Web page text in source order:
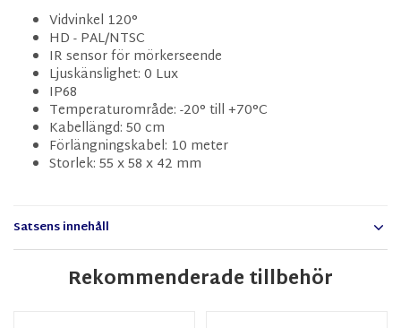
Satsens innehåll
Vidvinkel 120°
HD - PAL/NTSC
IR sensor för mörkerseende
Ljuskänslighet: 0 Lux
IP68
Temperaturområde: -20° till +70°C
Kabellängd: 50 cm
Förlängningskabel: 10 meter
Storlek: 55 x 58 x 42 mm
Rekommenderade tillbehör